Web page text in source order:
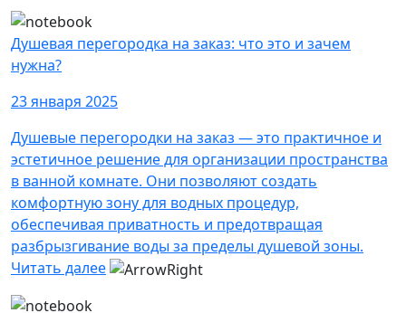
Душевая перегородка на заказ: что это и зачем
нужна?
23 января 2025
Душевые перегородки на заказ — это практичное и
эстетичное решение для организации пространства
в ванной комнате. Они позволяют создать
комфортную зону для водных процедур,
обеспечивая приватность и предотвращая
разбрызгивание воды за пределы душевой зоны.
Читать далее